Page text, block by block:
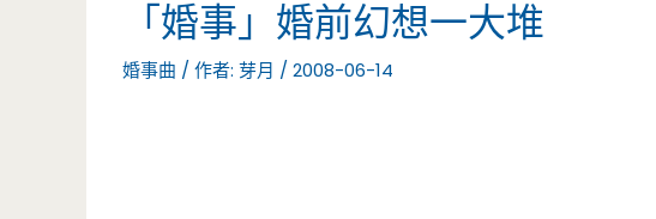
「婚事」婚前幻想一大堆
婚事曲 / 作者: 芽月 / 2008-06-14